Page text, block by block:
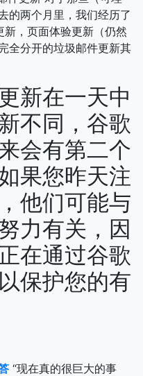
的两个月里，我们经历了
，页面体验更新（仍然
全分开的垃圾邮件更新其
新在一天中
不同，谷歌
会有第二个
果您昨天注
他们可能与
力有关，因
在通过谷歌
保护您的有
“现在真的很巨大的事